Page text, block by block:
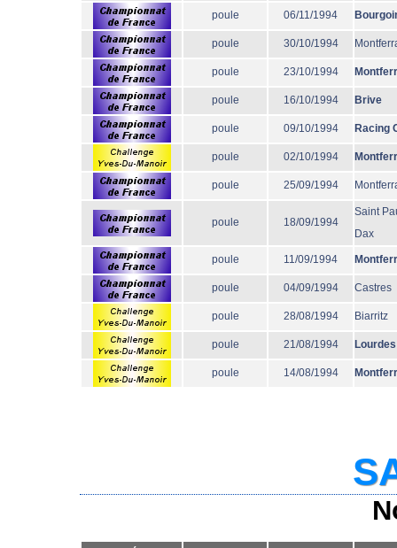
poule 06/11/1994
poule 30/10/1994
poule 23/10/1994
poule 16/10/1994 Brive
poule 09/10/1994 Racing
poule 02/10/1994
poule 25/09/1994
poule 18/09/1994
Saint
Dax
poule 11/09/1994
poule 04/09/1994 Castres
poule 28/08/1994 Biarritz
poule 21/08/1994 Lourdes
poule 14/08/1994